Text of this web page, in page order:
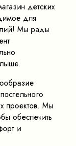
детских
для
Мы рады
проектов. Мы
обеспечить
и